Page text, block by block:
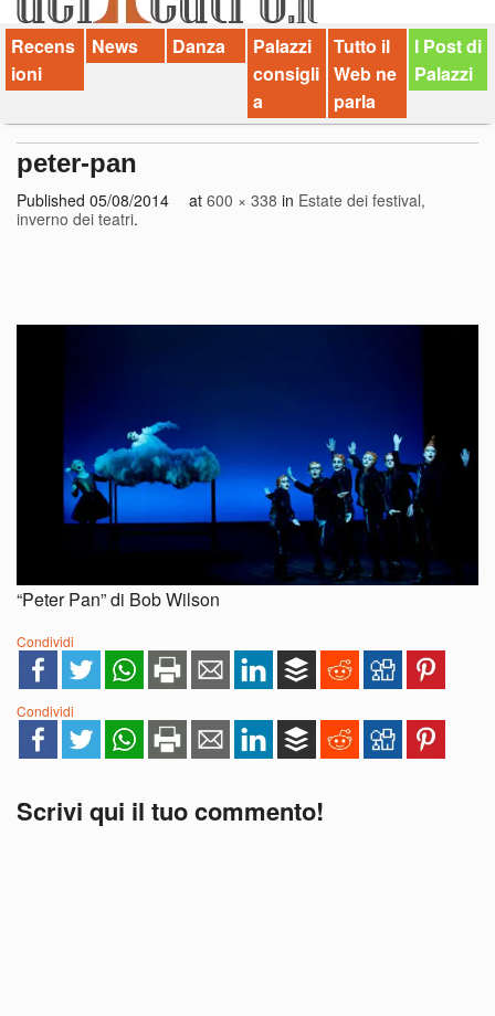
dT in English
Recens
ioni
News Danza
Palazzi
consigli
a
Tutto il
Web ne
parla
I Post di
Palazzi
peter-pan
Published 05/08/2014 at 600 × 338 in Estate dei festival,
inverno dei teatri.
“Peter Pan” di Bob Wilson
Condividi
Condividi
Scrivi qui il tuo commento!